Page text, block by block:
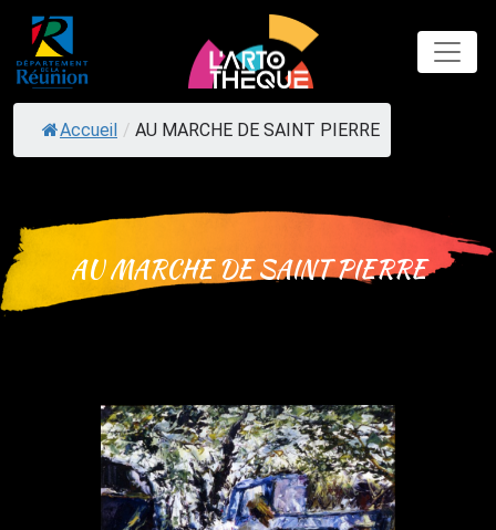
Skip
content
Accueil / AU MARCHE DE SAINT PIERRE
AU MARCHE DE SAINT PIERRE